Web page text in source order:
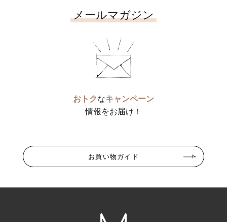
メールマガジン
おトクなキャンペーン
情報をお届け！
お買い物ガイド